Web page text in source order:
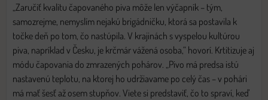
„Zaručiť kvalitu čapovaného piva môže len výčapník – tým,
samozrejme, nemyslím nejakú brigádničku, ktorá sa postavila k
točke deň po tom, čo nastúpila. V krajinách s vyspelou kultúrou
piva, napríklad v Česku, je krčmár vážená osoba,“ hovorí. Krtitizuje aj
módu čapovania do zmrazených pohárov. „Pivo má predsa istú
nastavenú teplotu, na ktorej ho udržiavame po celý čas – v pohári
má mať šesť až osem stupňov. Viete si predstaviť, čo to spraví, keď